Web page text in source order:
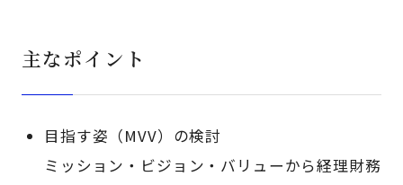
主なポイント
目指す姿（MVV）の検討
ミッション・ビジョン・バリューから経理財務